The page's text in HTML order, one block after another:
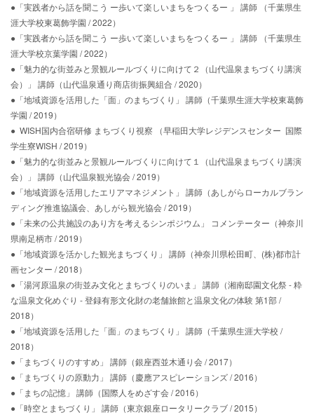
●「実践者から話を聞こう ー歩いて楽しいまちをつくるー 」 講師 （千葉県生
涯大学校東葛飾学園 / 2022）
●「実践者から話を聞こう ー歩いて楽しいまちをつくるー 」 講師 （千葉県生
涯大学校京葉学園 / 2022）
●「魅力的な街並みと景観ルールづくりに向けて２（山代温泉まちづくり講演
会）」 講師（山代温泉通り商店街振興組合 / 2020）
●「地域資源を活用した「面」のまちづくり」 講師（千葉県生涯大学校東葛飾
学園 / 2019）
● WISH国内合宿研修 まちづくり視察 （早稲田大学レジデンスセンター 国際
学生寮WISH / 2019）
●「魅力的な街並みと景観ルールづくりに向けて１（山代温泉まちづくり講演
会）」 講師（山代温泉観光協会 / 2019）
●「地域資源を活用したエリアマネジメント」 講師（あしがらローカルブラン
ディング推進協議会、あしがら観光協会 / 2019）
●「未来の公共施設のあり方を考えるシンポジウム」 コメンテーター（神奈川
県南足柄市 / 2019）
●「地域資源を活かした観光まちづくり」 講師（神奈川県松田町、(株)都市計
画センター / 2018）
●「湯河原温泉の街並み文化とまちづくりのいま」 講師（湘南邸園文化祭 - 粋
な温泉文化めぐり - 登録有形文化財の老舗旅館と温泉文化の体験 第1部 /
2018）
●「地域資源を活用した「面」のまちづくり」 講師（千葉県生涯大学校 /
2018）
●「まちづくりのすすめ」 講師（銀座西並木通り会 / 2017）
●「まちづくりの原動力」 講師（慶應アスピレーションズ / 2016）
●「まちの記憶」 講師（国際人をめざす会 / 2016）
●「時空とまちづくり」 講師（東京銀座ロータリークラブ / 2015）